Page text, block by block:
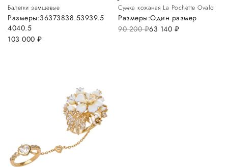
Балетки замшевые
103 000 руб.
Размеры:36373838.53939.5
4040.5
Сумка кожаная La Pochette Ovalo
90 200руб.63 140 руб.
Размеры:Один размер